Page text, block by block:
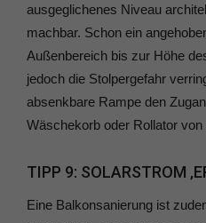
ausgeglichenes Niveau
machbar. Schon ein
Außenbereich bis zur Höhe
jedoch die Stolpergefahr
absenkbare Rampe den
Wäschekorb oder Rollator von
TIPP 9: SOLARSTROM
Eine Balkonsanierung ist